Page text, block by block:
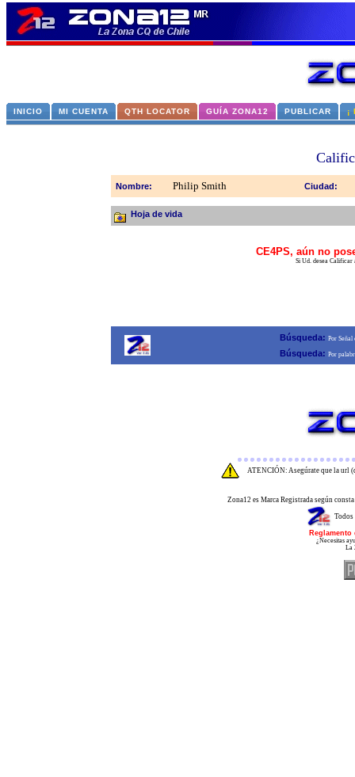
INICIO MI CUENTA QTH LOCATOR GUÍA ZONA12 PUBLICAR ¡
Nombre: Philip Smith Ciudad:
Hoja de vida
CE4PS, aún no
Si Ud. desea Calificar
Búsqueda: Por Señal
Búsqueda: Por
ATENCIÓN: Asegúrate que la url
Zona12 es Marca Registrada según
Todos
¿Necesitas
La